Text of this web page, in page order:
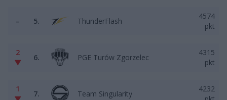
– 5. ThunderFlash
4574
pkt
2
▼
6. PGE Turów Zgorzelec
4315
pkt
1
7. Team Singularity
4232